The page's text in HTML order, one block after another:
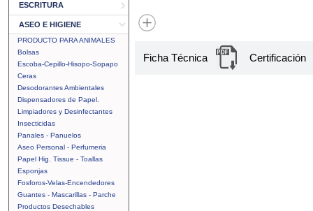
ESCRITURA
ASEO E HIGIENE
PRODUCTO PARA ANIMALES
Bolsas
Escoba-Cepillo-Hisopo-Sopapo
Ceras
Desodorantes Ambientales
Dispensadores de Papel.
Limpiadores y Desinfectantes
Insecticidas
Panales - Panuelos
Aseo Personal - Perfumeria
Papel Hig. Tissue - Toallas
Esponjas
Fosforos-Velas-Encendedores
Guantes - Mascarillas - Parche
Productos Desechables
Ficha Técnica Certificación